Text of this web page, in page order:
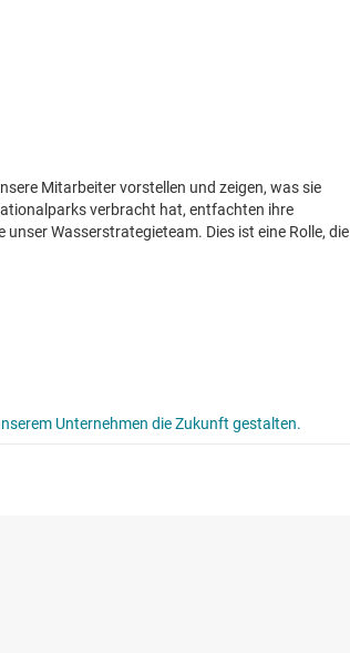
Mitarbeiter vorstellen und zeigen, was sie
verbracht hat, entfachten ihre
Wasserstrategieteam. Dies ist eine Rolle, die
Unternehmen die Zukunft gestalten.